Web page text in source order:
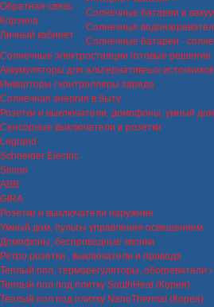
Обратная связь
Корзина
Личный кабинет
Солнечные батареи и
Солнечные
Солнечные батареи -
Солнечные электростанции готовые решения
Аккумуляторы для альтернативных
Инверторы / контроллеры заряда
Солнечная энергия в быту
Розетки и выключатели, домофоны, умный дом
Сенсорные выключатели и розетки
Legrand
Schneider Electric
Simon
ABB
GIRA
Розетки и выключатели наружние
Умный дом, пульты управления освещением
Домофоны, беспроводные звонки
Ретро розетки , выключатели и провода
Теплый пол, терморегуляторы, обогреватели
Теплый пол под плитку SouthHeat (Корея)
Теплый пол под плитку NanoThermal (Корея)